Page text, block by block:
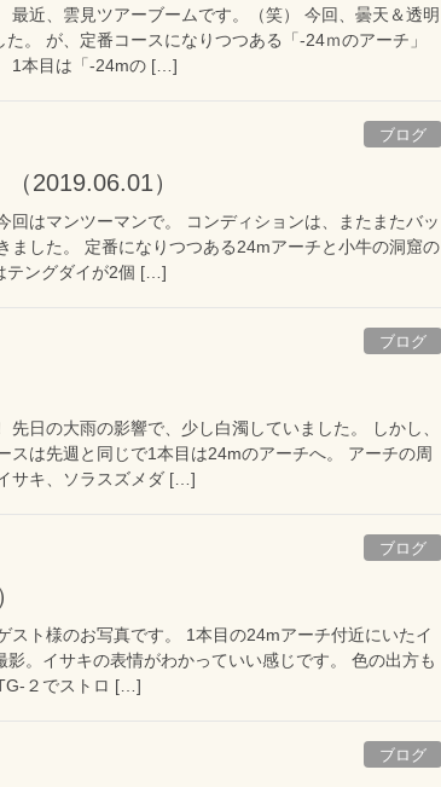
最近、雲見ツアーブームです。（笑） 今回、曇天＆透明
。 が、定番コースになりつつある「-24ｍのアーチ」
1本目は「-24mの […]
ブログ
2019.06.01）
回はマンツーマンで。 コンディションは、またまたバッ
ました。 定番になりつつある24mアーチと小牛の洞窟の
テングダイが2個 […]
ブログ
日の大雨の影響で、少し白濁していました。 しかし、
スは先週と同じで1本目は24mのアーチへ。 アーチの周
サキ、ソラスズメダ […]
ブログ
スト様のお写真です。 1本目の24mアーチ付近にいたイ
。イサキの表情がわかっていい感じです。 色の出方も
２でストロ […]
ブログ